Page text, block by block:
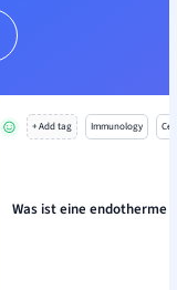
+ Add tag Immunology
Was ist eine endotherme